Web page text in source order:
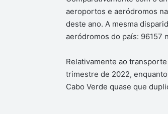
aeroportos e aeródromos
deste ano. A mesma
aeródromos do país: 96157
Relativamente ao
trimestre de 2022,
Cabo Verde quase que